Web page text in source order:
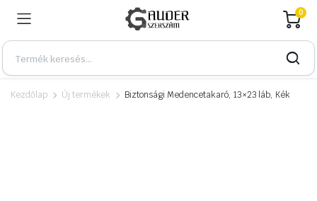
0
Kezdőlap Új termékek Biztonsági Medencetakaró, 13×23 láb, Kék